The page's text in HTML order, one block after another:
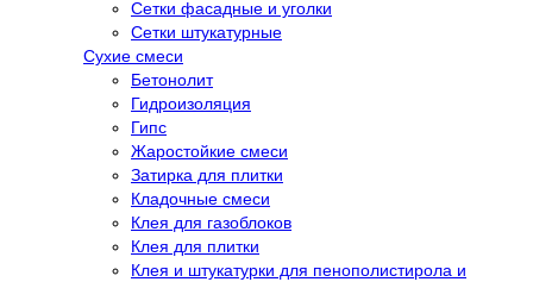
Сетки фасадные и уголки
Сетки штукатурные
Сухие смеси
Бетонолит
Гидроизоляция
Гипс
Жаростойкие смеси
Затирка для плитки
Кладочные смеси
Клея для газоблоков
Клея для плитки
Клея и штукатурки для пенополистирола и